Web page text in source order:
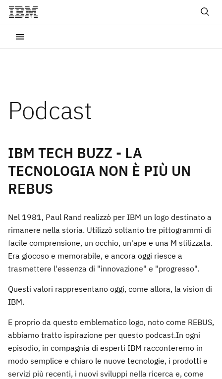
Podcast
IBM TECH BUZZ - LA
TECNOLOGIA NON È PIÙ UN
REBUS
Nel 1981, Paul Rand realizzò per IBM un logo destinato a
rimanere nella storia. Utilizzò soltanto tre pittogrammi di
facile comprensione, un occhio, un'ape e una M stilizzata.
Era giocoso e memorabile, e ancora oggi riesce a
trasmettere l'essenza di "innovazione" e "progresso".
Questi valori rappresentano oggi, come allora, la vision di
IBM.
E proprio da questo emblematico logo, noto come REBUS,
abbiamo tratto ispirazione per questo podcast.In ogni
episodio, in compagnia di esperti IBM racconteremo in
modo semplice e chiaro le nuove tecnologie, i prodotti e
servizi più recenti, i nuovi sviluppi nella ricerca e, come